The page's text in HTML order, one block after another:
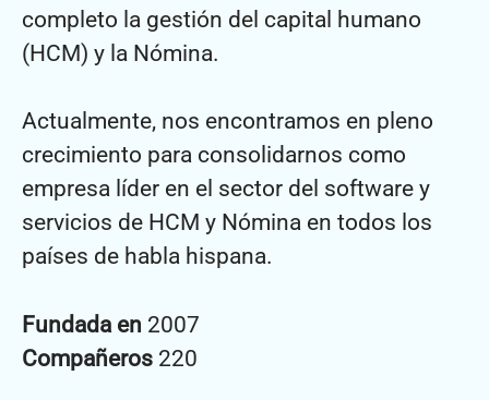
completo la gestión del capital humano
(HCM) y la Nómina.
Actualmente, nos encontramos en pleno
crecimiento para consolidarnos como
empresa líder en el sector del software y
servicios de HCM y Nómina en todos los
países de habla hispana.
Fundada en 2007
Compañeros 220